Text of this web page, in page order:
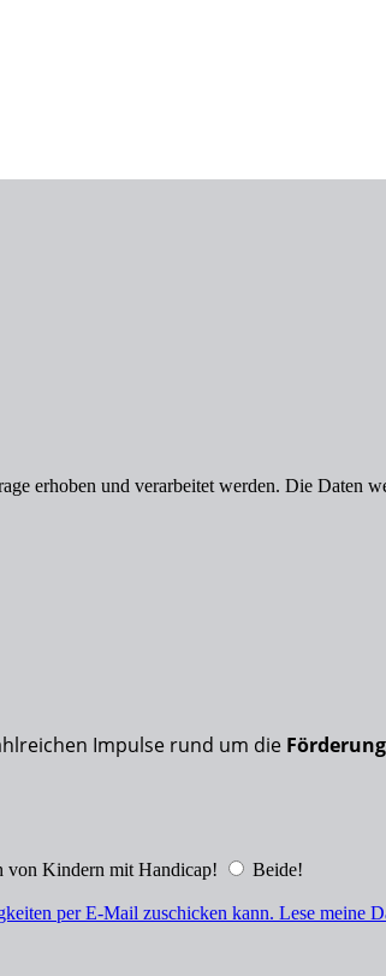
erhoben und verarbeitet werden. Die Daten
Impulse rund um die
von Kindern mit Handicap! Beide!
per E-Mail zuschicken kann. Lese meine